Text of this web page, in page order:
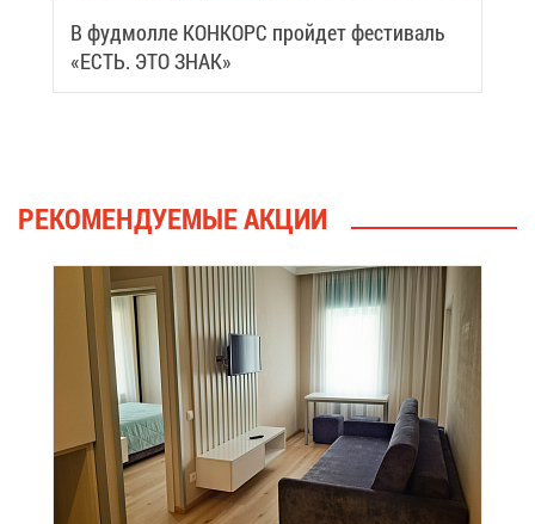
В фуд­мол­ле КОН­КОРС прой­дет фе­сти­валь
«ЕСТЬ. ЭТО ЗНАК»
РЕ­КО­МЕН­ДУ­Е­МЫЕ АК­ЦИИ